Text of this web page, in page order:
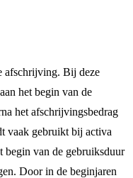
afschrijving. Bij deze
het begin van de
het afschrijvingsbedrag
vaak gebruikt bij activa
begin van de gebruiksduur
Door in de beginjaren